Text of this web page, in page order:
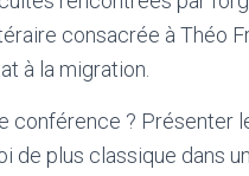
consacrée à Théo
à la migration.
conférence ? Présenter
de plus classique dans